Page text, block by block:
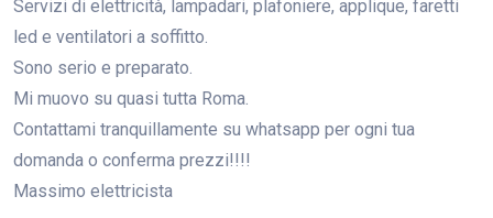
Servizi di elettricità, lampadari, plafoniere, applique, faretti
led e ventilatori a soffitto.
Sono serio e preparato.
Mi muovo su quasi tutta Roma.
Contattami tranquillamente su whatsapp per ogni tua
domanda o conferma prezzi!!!!
Massimo elettricista